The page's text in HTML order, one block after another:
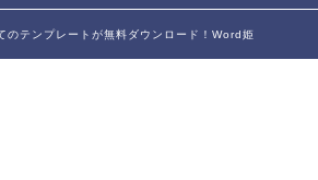
テンプレートが無料ダウンロード！Word姫